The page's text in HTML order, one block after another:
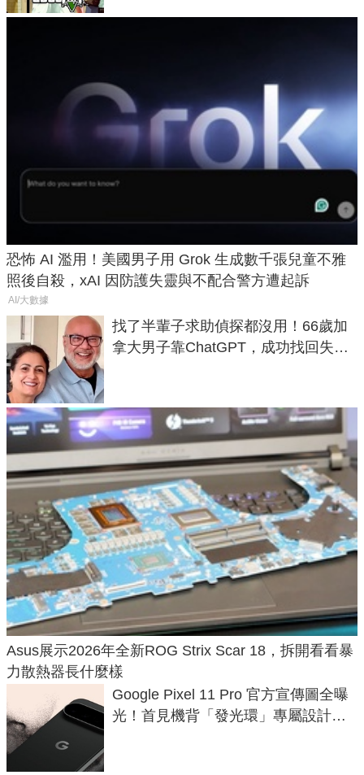
恐怖 AI 濫用！美國男子用 Grok 生成數千張兒童不雅
照後自殺，xAI 因防護失靈與不配合警方遭起訴
AI/大數據
找了半輩子求助偵探都沒用！66歲加
拿大男子靠ChatGPT，成功找回失散
Asus展示2026年全新ROG Strix Scar 18，拆開看看暴
力散熱器長什麼樣
Google Pixel 11 Pro 官方宣傳圖全曝
光！首見機背「發光環」專屬設計、